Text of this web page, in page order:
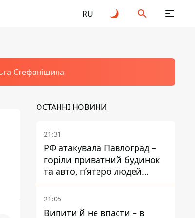
RU
Стефанішина
ОСТАННІ НОВИНИ
21:31
РФ атакувала Павлоград –
горіли приватний будинок
та авто, п’ятеро людей
поранені
21:05
Випити й не впасти – в